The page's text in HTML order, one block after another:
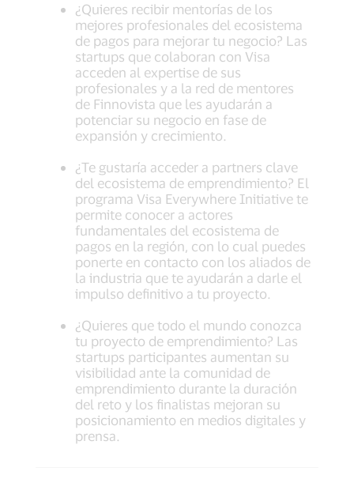
¿Quieres recibir mentorías de los
mejores profesionales del ecosistema
de pagos para mejorar tu negocio? Las
startups que colaboran con Visa
acceden al expertise de sus
profesionales y a la red de mentores
de Finnovista que les ayudarán a
potenciar su negocio en fase de
expansión y crecimiento.
¿Te gustaría acceder a partners clave
del ecosistema de emprendimiento? El
programa Visa Everywhere Initiative te
permite conocer a actores
fundamentales del ecosistema de
pagos en la región, con lo cual puedes
ponerte en contacto con los aliados de
la industria que te ayudarán a darle el
impulso definitivo a tu proyecto.
¿Quieres que todo el mundo conozca
tu proyecto de emprendimiento? Las
startups participantes aumentan su
visibilidad ante la comunidad de
emprendimiento durante la duración
del reto y los finalistas mejoran su
posicionamiento en medios digitales y
prensa.